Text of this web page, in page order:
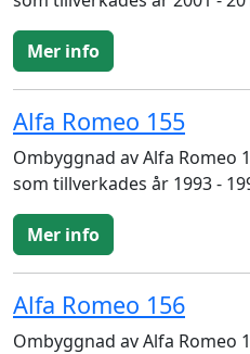
Mer info
Alfa Romeo 155
Ombyggnad av Alfa Romeo
som tillverkades år 1993 -
Mer info
Alfa Romeo 156
Ombyggnad av Alfa Romeo